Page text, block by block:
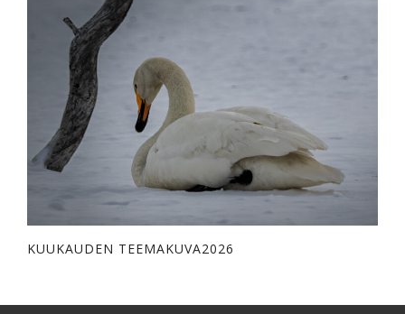
KUUKAUDEN TEEMAKUVA2026